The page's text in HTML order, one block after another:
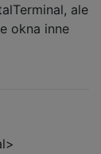
ale
okna inne